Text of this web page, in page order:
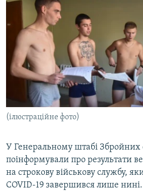
УКРАЇНА
СВІТ
СХЕМИ
ПРИАЗОВ’Я
КИТАЙ.ВИКЛИКИ
МУЛЬТИМЕДІА
ФОТО
СПЕЦПРОЄКТИ
ПОДКАСТИ
КРИМ РЕАЛІЇ
РУС
УКР
(ілюстраційне фото)
У Генеральному штабі Збройних
поінформували про результати
на строкову військову службу,
COVID-19 завершився лише